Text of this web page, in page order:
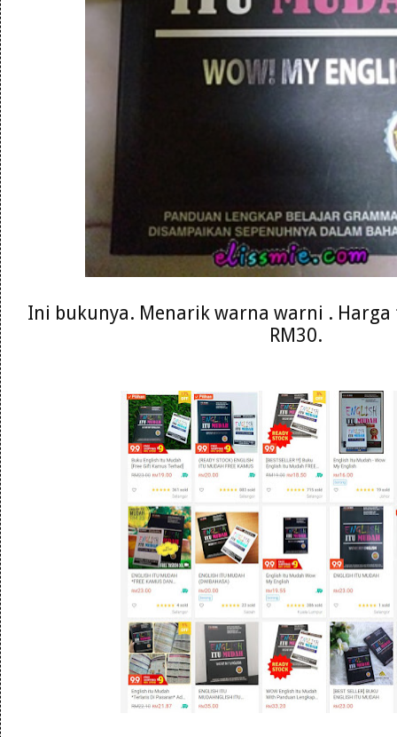
Ini bukunya. Menarik warna warni .
RM30.